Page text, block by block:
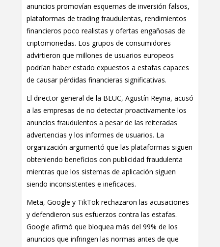
anuncios promovían esquemas de inversión falsos,
plataformas de trading fraudulentas, rendimientos
financieros poco realistas y ofertas engañosas de
criptomonedas. Los grupos de consumidores
advirtieron que millones de usuarios europeos
podrían haber estado expuestos a estafas capaces
de causar pérdidas financieras significativas.
El director general de la BEUC, Agustín Reyna, acusó
a las empresas de no detectar proactivamente los
anuncios fraudulentos a pesar de las reiteradas
advertencias y los informes de usuarios. La
organización argumentó que las plataformas siguen
obteniendo beneficios con publicidad fraudulenta
mientras que los sistemas de aplicación siguen
siendo inconsistentes e ineficaces.
Meta, Google y TikTok rechazaron las acusaciones
y defendieron sus esfuerzos contra las estafas.
Google afirmó que bloquea más del 99% de los
anuncios que infringen las normas antes de que